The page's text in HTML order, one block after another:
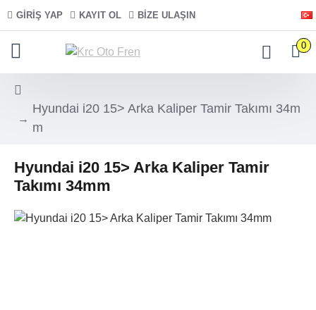
GIRIŞ YAP KAYIT OL BIZE ULAŞIN
0
Hyundai i20 15> Arka Kaliper Tamir Takımı 34m
m
Hyundai i20 15> Arka Kaliper Tamir
Takımı 34mm